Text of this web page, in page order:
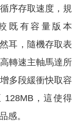
序存取速度，規
既有容量版本
耳，隨機存取表
轉速主軸馬達所
多段緩衝快取容
128MB，這使得
感。